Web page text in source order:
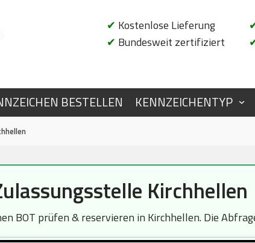
✔ Kostenlose Lieferung
✔ Bundesweit zertifiziert
BESTELLEN KENNZEICHENTYP
Kirchhellen
BOT prüfen & reservieren in Kirchhellen. Die